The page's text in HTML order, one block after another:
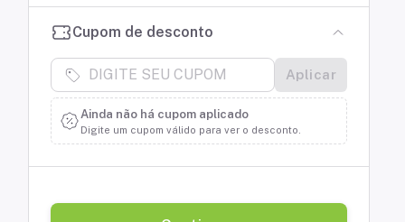
Cupom de desconto
Aplicar
Ainda não há cupom aplicado
Digite um cupom válido para ver o desconto.